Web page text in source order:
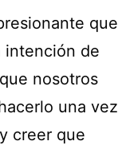
que
intención de
nosotros
una vez
creer que